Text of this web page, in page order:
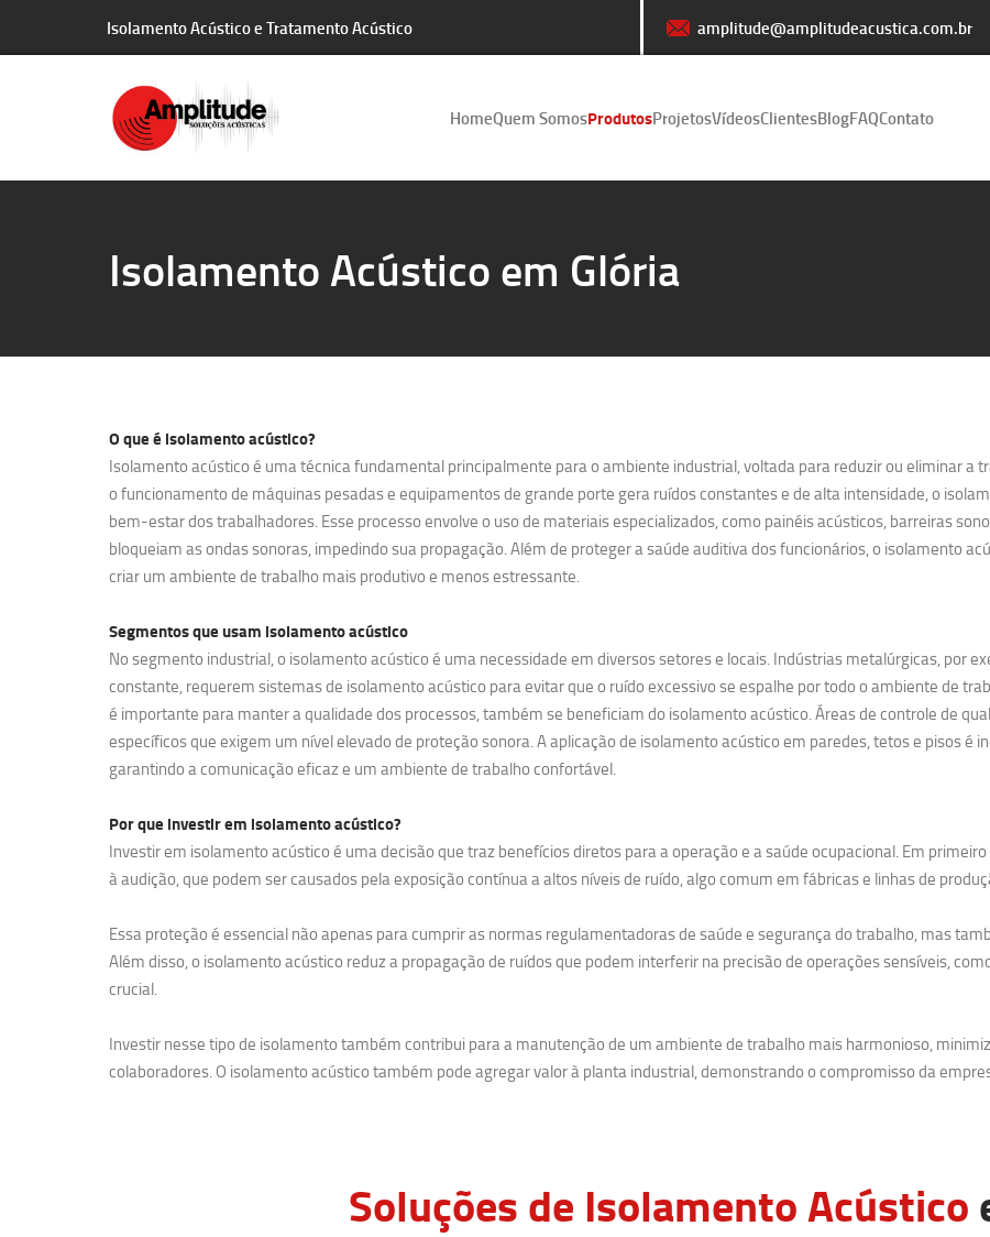
Isolamento Acústico e Tratamento Acústico amplitude@amplitudeacustica.com.br
HomeQuem SomosProdutosProjetosVídeosClientesBlogFAQContato
Isolamento Acústico em Glória
O que é isolamento acústico?
Isolamento acústico é uma técnica fundamental principalmente para o ambiente industrial, voltada para reduzir ou eliminar a
o funcionamento de máquinas pesadas e equipamentos de grande porte gera ruídos constantes e de alta intensidade, o
bem-estar dos trabalhadores. Esse processo envolve o uso de materiais especializados, como painéis acústicos, barreiras
bloqueiam as ondas sonoras, impedindo sua propagação. Além de proteger a saúde auditiva dos funcionários, o isolamento
criar um ambiente de trabalho mais produtivo e menos estressante.
Segmentos que usam isolamento acústico
No segmento industrial, o isolamento acústico é uma necessidade em diversos setores e locais. Indústrias metalúrgicas, por
constante, requerem sistemas de isolamento acústico para evitar que o ruído excessivo se espalhe por todo o ambiente de
é importante para manter a qualidade dos processos, também se beneficiam do isolamento acústico. Áreas de controle de
específicos que exigem um nível elevado de proteção sonora. A aplicação de isolamento acústico em paredes, tetos e pisos é
garantindo a comunicação eficaz e um ambiente de trabalho confortável.
Por que investir em isolamento acústico?
Investir em isolamento acústico é uma decisão que traz benefícios diretos para a operação e a saúde ocupacional. Em
à audição, que podem ser causados pela exposição contínua a altos níveis de ruído, algo comum em fábricas e linhas de
Essa proteção é essencial não apenas para cumprir as normas regulamentadoras de saúde e segurança do trabalho, mas
Além disso, o isolamento acústico reduz a propagação de ruídos que podem interferir na precisão de operações sensíveis,
crucial.
Investir nesse tipo de isolamento também contribui para a manutenção de um ambiente de trabalho mais harmonioso,
colaboradores. O isolamento acústico também pode agregar valor à planta industrial, demonstrando o compromisso da
Soluções de Isolamento Acústico